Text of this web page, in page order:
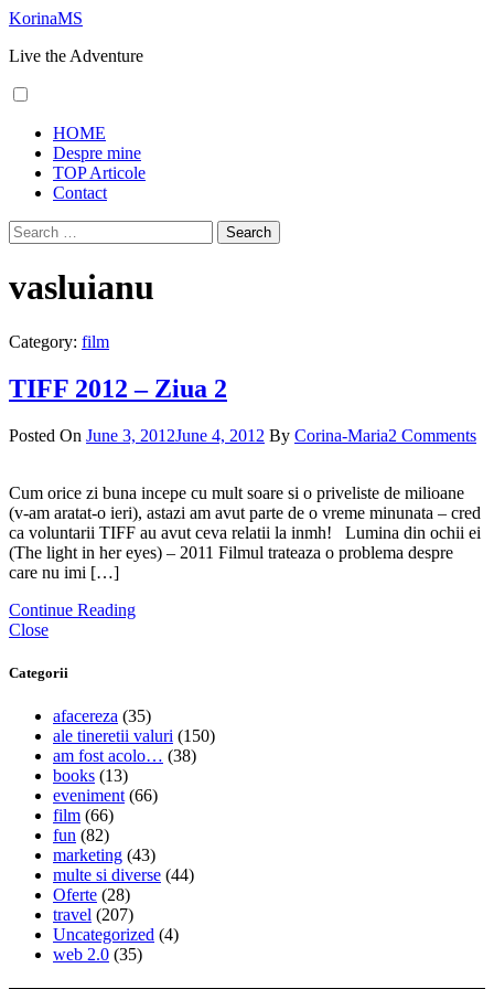
Skip
content
KorinaMS
Live the Adventure
Menu
HOME
Despre mine
TOP Articole
Contact
Search
for:
vasluianu
Category: film
TIFF 2012 – Ziua 2
Posted On June 3, 2012June 4, 2012 By Corina-Maria2 Comments
Cum orice zi buna incepe cu mult soare si o priveliste de milioane
(v-am aratat-o ieri), astazi am avut parte de o vreme minunata – cred
ca voluntarii TIFF au avut ceva relatii la inmh! Lumina din ochii ei
(The light in her eyes) – 2011 Filmul trateaza o problema despre
care nu imi […]
Continue Reading
Close
Categorii
afacereza (35)
ale tineretii valuri (150)
am fost acolo… (38)
books (13)
eveniment (66)
film (66)
fun (82)
marketing (43)
multe si diverse (44)
Oferte (28)
travel (207)
Uncategorized (4)
web 2.0 (35)